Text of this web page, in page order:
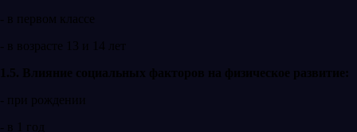
- в первом классе
- в возрасте 13 и 14 лет
1.5. Влияние социальных факторов на физическое развитие:
- при рождении
- в 1 год